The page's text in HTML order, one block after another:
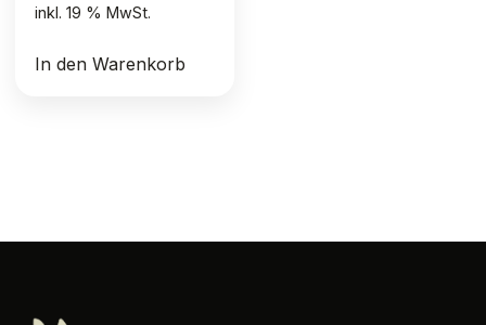
inkl. 19 % MwSt.
In den Warenkorb